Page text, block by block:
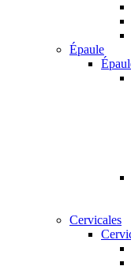
Épaule
Cervicales